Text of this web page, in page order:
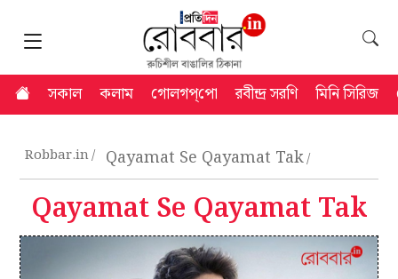
সকাল কলাম গোলগপ্‌পো রবীন্দ্র সরণি মিনি সিরিজ
Robbar.in Qayamat Se Qayamat Tak
Qayamat Se Qayamat Tak